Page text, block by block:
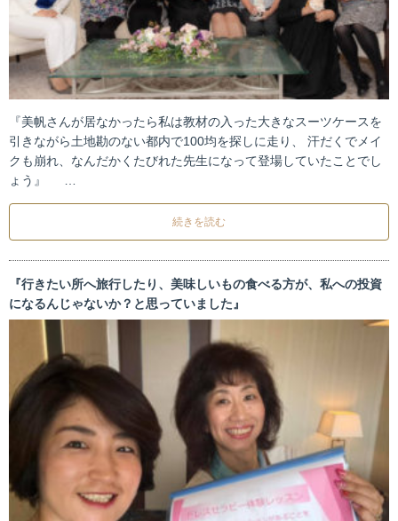
『美帆さんが居なかったら私は教材の入った大きなスーツケースを
引きながら土地勘のない都内で100均を探しに走り、 汗だくでメイ
クも崩れ、なんだかくたびれた先生になって登場していたことでし
ょう』 …
続きを読む
『行きたい所へ旅行したり、美味しいもの食べる方が、私への投資
になるんじゃないか？と思っていました』